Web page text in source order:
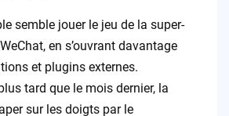
semble jouer le jeu de la super-
en s’ouvrant davantage
et plugins externes.
tard que le mois dernier, la
sur les doigts par le